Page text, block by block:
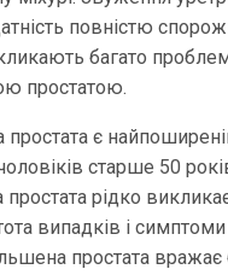
повністю
багато
простатою.
простата є
старше 50
простата рідко
випадків і
простата